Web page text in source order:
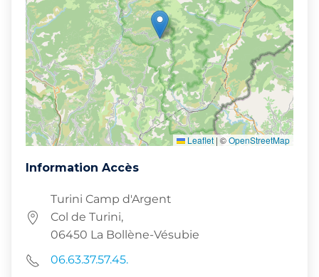
Leaflet | ©OpenStreetMap
Information Accès
Turini Camp d'Argent
Col de Turini,
06450 La Bollène-Vésubie
06.63.37.57.45.